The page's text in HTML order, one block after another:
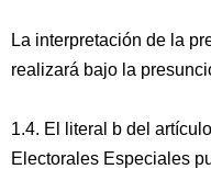
La interpretación de la
realizará bajo la
1.4. El literal b del
Electorales Especiales